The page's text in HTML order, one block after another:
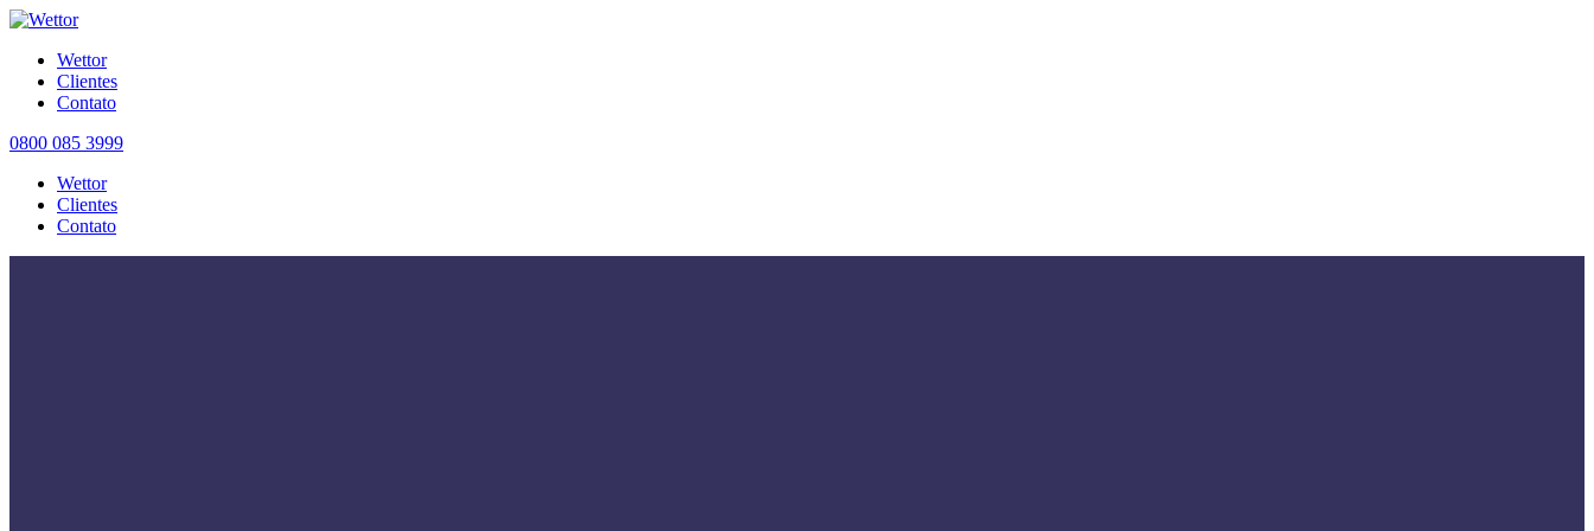
Wettor
Clientes
Contato
0800 085 3999
Wettor
Clientes
Contato